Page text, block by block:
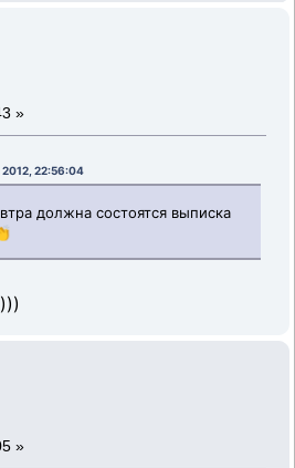
»
2012, 22:56:04
должна состоятся выписка
»